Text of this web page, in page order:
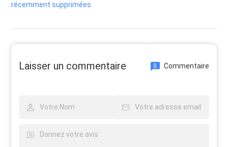
récemment supprimées
Laisser un commentaire 0 Commentaire